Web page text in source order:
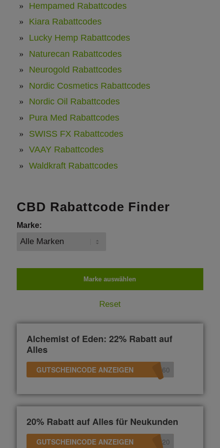
Hempamed Rabattcodes
Kiara Rabattcodes
Lucky Hemp Rabattcodes
Naturecan Rabattcodes
Neurogold Rabattcodes
Nordic Cosmetics Rabattcodes
Nordic Oil Rabattcodes
Pura Med Rabattcodes
SWISS FX Rabattcodes
VAAY Rabattcodes
Waldkraft Rabattcodes
CBD Rabattcode Finder
Marke:
Reset
Alchemist of Eden: 22% Rabatt auf
Alles
GUTSCHEINCODE ANZEIGEN 60
20% Rabatt auf Alles für Neukunden
GUTSCHEINCODE ANZEIGEN e20